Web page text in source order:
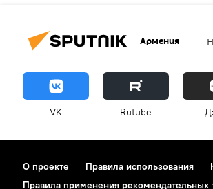
Армения
VK Rutube
О проекте Правила использования
Правила применения рекомендательных